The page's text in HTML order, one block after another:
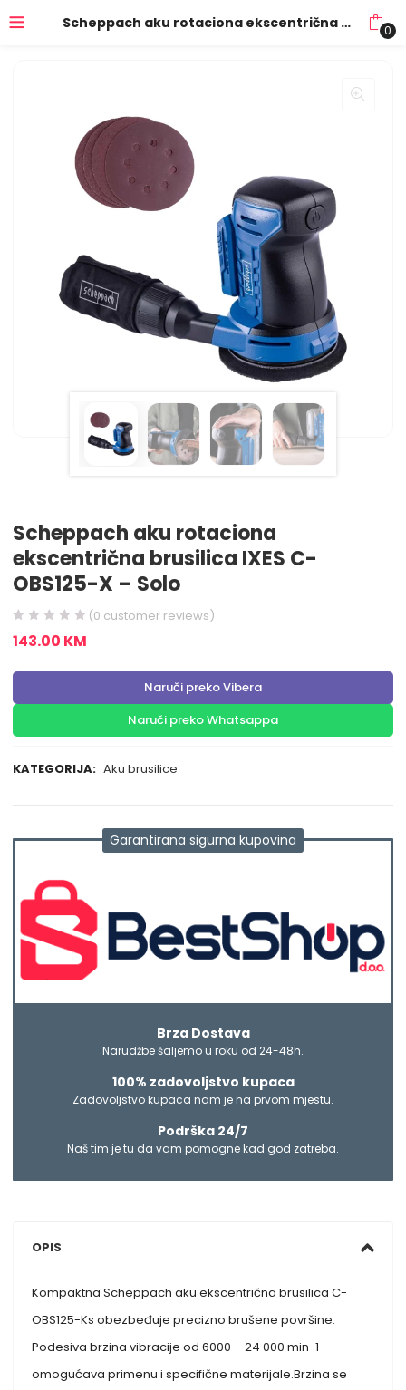
Scheppach aku rotaciona ekscentrična brusilica IXES C-OBS125-X – Solo 0
Scheppach aku rotaciona
ekscentrična brusilica IXES C-
OBS125-X – Solo
(0 customer reviews)
143.00 KM
Naruči preko Vibera
Naruči preko Whatsappa
KATEGORIJA: Aku brusilice
Garantirana sigurna kupovina
Brza Dostava
Narudžbe šaljemo u roku od 24-48h.
100% zadovoljstvo kupaca
Zadovoljstvo kupaca nam je na prvom mjestu.
Podrška 24/7
Naš tim je tu da vam pomogne kad god zatreba.
OPIS
Kompaktna Scheppach aku ekscentrična brusilica C-
OBS125-Ks obezbeđuje precizno brušene površine.
Podesiva brzina vibracije od 6000 – 24 000 min-1
omogućava primenu i specifične materijale.Brzina se